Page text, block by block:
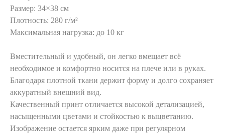
Размер: 34×38 см
Плотность: 280 г/м²
Максимальная нагрузка: до 10 кг
Вместительный и удобный, он легко вмещает всё
необходимое и комфортно носится на плече или в руках.
Благодаря плотной ткани держит форму и долго сохраняет
аккуратный внешний вид.
Качественный принт отличается высокой детализацией,
насыщенными цветами и стойкостью к выцветанию.
Изображение остается ярким даже при регулярном